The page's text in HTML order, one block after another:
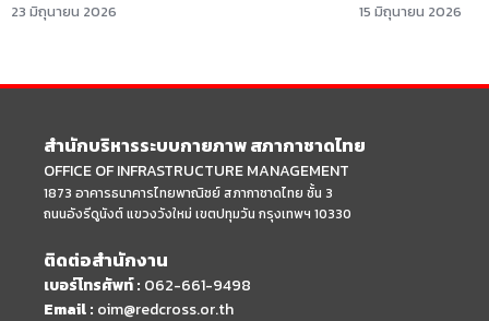
23 มิถุนายน 2026 15 มิถุนายน 2026
สำนักบริหารระบบกายภาพ สภากาชาดไทย
OFFICE OF INFRASTRUCTURE MANAGEMENT
1873 อาคารธนาคารไทยพาณิชย์ สภากาชาดไทย ชั้น 3
ถนนอังรีดูนังต์ แขวงวังใหม่ เขตปทุมวัน กรุงเทพฯ 10330
ติดต่อสำนักงาน
เบอร์โทรศัพท์ : 062-661-9498
Email : oim@redcross.or.th